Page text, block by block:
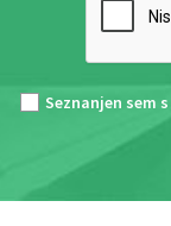
Seznanjen sem s